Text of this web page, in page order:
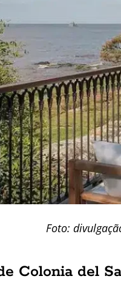
Foto:
Colonia del